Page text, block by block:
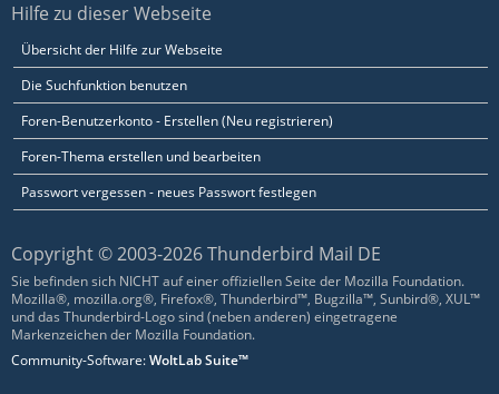
Hilfe zu dieser Webseite
Übersicht der Hilfe zur Webseite
Die Suchfunktion benutzen
Foren-Benutzerkonto - Erstellen (Neu registrieren)
Foren-Thema erstellen und bearbeiten
Passwort vergessen - neues Passwort festlegen
Copyright © 2003-2026 Thunderbird Mail DE
Sie befinden sich NICHT auf einer offiziellen Seite der Mozilla Foundation.
Mozilla®, mozilla.org®, Firefox®, Thunderbird™, Bugzilla™, Sunbird®, XUL™
und das Thunderbird-Logo sind (neben anderen) eingetragene
Markenzeichen der Mozilla Foundation.
Community-Software:WoltLab Suite™